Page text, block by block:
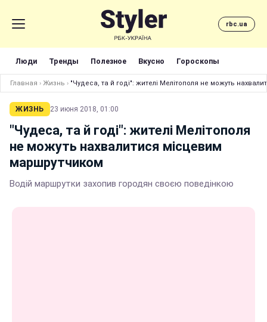
rbc.ua
Люди Тренды Полезное Вкусно Гороскопы
Главная › Жизнь › "Чудеса, та й годі": жителі Мелітополя не можуть
ЖИЗНЬ 23 июня 2018, 01:00
"Чудеса, та й годі": жителі Мелітополя
не можуть нахвалитися місцевим
маршрутчиком
Водій маршрутки захопив городян своєю поведінкою